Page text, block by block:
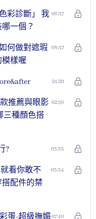
彩診斷」 我
一個？
06:37
何做對遮瑕
模樣喔
08:57
24:29
推薦與眼影
三種顏色搭
02:56
? 03:35
看你敢不
配件的禁
05:54
蛋-超級撫媚07:40